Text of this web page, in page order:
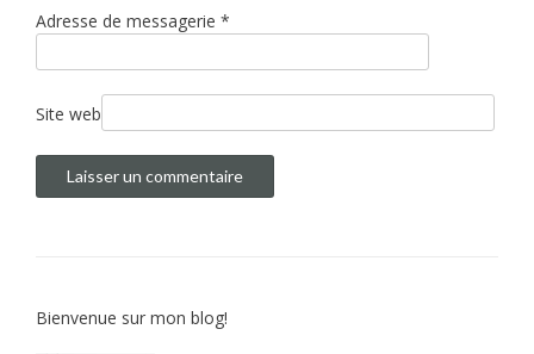
r
t
i
c
l
Adresse de messagerie *
Site web
Bienvenue sur mon blog!